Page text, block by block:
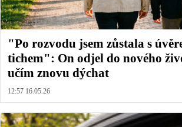
"Po rozvodu jsem zůstala s
tichem": On odjel do nového
učím znovu dýchat
12:57 16.05.26